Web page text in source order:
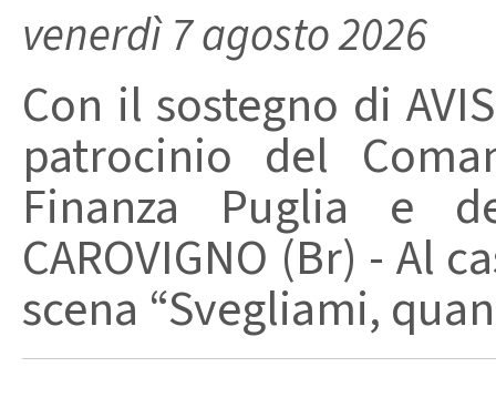
venerdì 7 agosto 2026
Con il sostegno di
patrocinio del
Finanza Puglia e
CAROVIGNO (Br) - Al
scena “Svegliami,